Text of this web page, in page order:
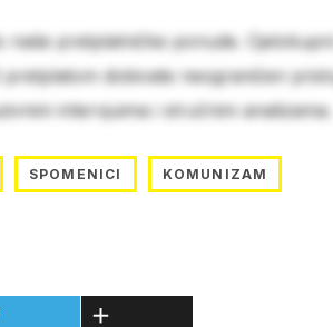
naše pretplatničke ponude.
dobivate neograničen
intervjuima i stručnim analizama.
SPOMENICI KOMUNIZAM